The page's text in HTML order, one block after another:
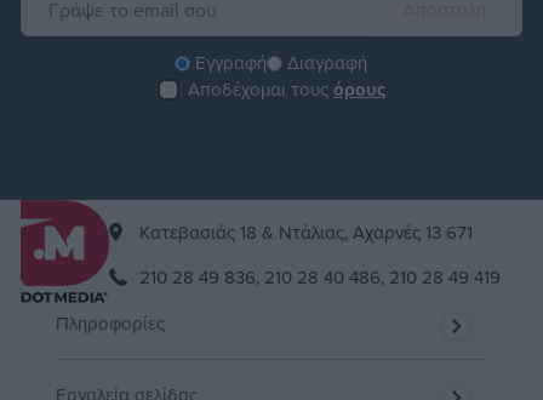
Εγγραφή
Διαγραφή
Αποδέχομαι τουςόρους
Kατεβασιάς 18 & Ντάλιας, Αχαρνές 13 671
210 28 49 836, 210 28 40 486, 210 28 49 419
Πληροφορίες